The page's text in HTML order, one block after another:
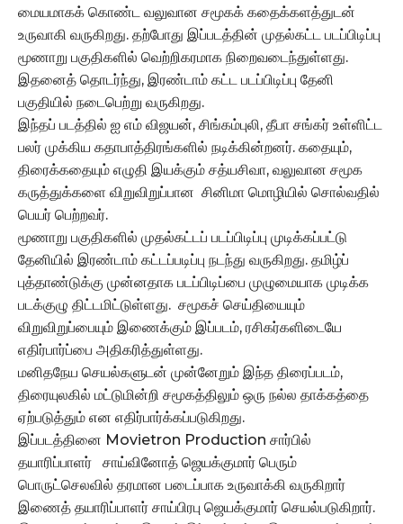
மையமாகக் கொண்ட வலுவான சமூகக் கதைக்களத்துடன்
உருவாகி வருகிறது. தற்போது இப்படத்தின் முதல்கட்ட படப்பிடிப்பு
மூணாறு பகுதிகளில் வெற்றிகரமாக நிறைவடைந்துள்ளது.
இதனைத் தொடர்ந்து, இரண்டாம் கட்ட படப்பிடிப்பு தேனி
பகுதியில் நடைபெற்று வருகிறது.
இந்தப் படத்தில் ஐ எம் விஜயன், சிங்கம்புலி, தீபா சங்கர் உள்ளிட்ட
பலர் முக்கிய கதாபாத்திரங்களில் நடிக்கின்றனர். கதையும்,
திரைக்கதையும் எழுதி இயக்கும் சத்யசிவா, வலுவான சமூக
கருத்துக்களை விறுவிறுப்பான சினிமா மொழியில் சொல்வதில்
பெயர் பெற்றவர்.
மூணாறு பகுதிகளில் முதல்கட்டப் படப்பிடிப்பு முடிக்கப்பட்டு
தேனியில் இரண்டாம் கட்டப்படிப்பு நடந்து வருகிறது. தமிழ்ப்
புத்தாண்டுக்கு முன்னதாக படப்பிடிப்பை முழுமையாக முடிக்க
படக்குழு திட்டமிட்டுள்ளது. சமூகச் செய்தியையும்
விறுவிறுப்பையும் இணைக்கும் இப்படம், ரசிகர்களிடையே
எதிர்பார்ப்பை அதிகரித்துள்ளது.
மனிதநேய செயல்களுடன் முன்னேறும் இந்த திரைப்படம்,
திரையுலகில் மட்டுமின்றி சமூகத்திலும் ஒரு நல்ல தாக்கத்தை
ஏற்படுத்தும் என எதிர்பார்க்கப்படுகிறது.
இப்படத்தினை Movietron Production சார்பில்
தயாரிப்பாளர் சாய்வினோத் ஜெயக்குமார் பெரும்
பொருட்செலவில் தரமான படைப்பாக உருவாக்கி வருகிறார்
இணைத் தயாரிப்பாளர் சாய்பிரபு ஜெயக்குமார் செயல்படுகிறார்.